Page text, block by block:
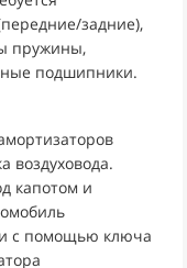
задние),
пружины,
подшипники.
воздуховода.
капотом и
с помощью ключа